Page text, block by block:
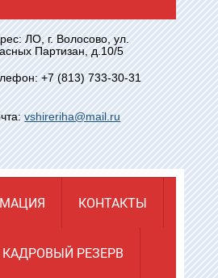
ЛО, г. Волосово, ул.
Партизан, д.10/5
+7 (813) 733-30-31
vshireriha@mail.ru
КОНТАКТЫ
КАДРОВЫЙ РЕЗЕРВ